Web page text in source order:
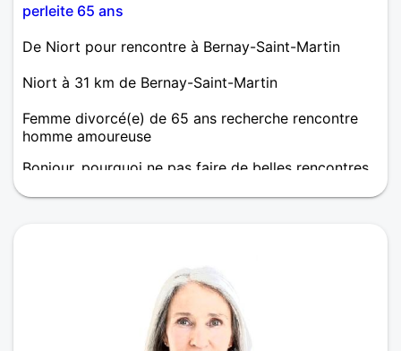
perleite 65 ans
De Niort pour rencontre à Bernay-Saint-Martin
Niort à 31 km de Bernay-Saint-Martin
Femme divorcé(e) de 65 ans recherche rencontre
homme amoureuse
Bonjour, pourquoi ne pas faire de belles rencontres
laissons parler nos coeurs. Je marche beaucoup, la